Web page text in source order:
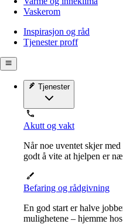
Vaskerom
Inspirasjon og råd
Tjenester proff
Tjenester
Akutt og vakt
Når noe uventet skjer
godt å vite at hjelpen er
Befaring og rådgivning
En god start er halve
mulighetene – hjemme